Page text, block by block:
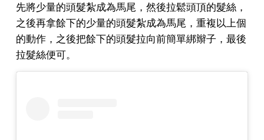
先將少量的頭髮紮成為馬尾，然後拉鬆頭頂的髮絲，
之後再拿餘下的少量的頭髮紮成為馬尾，重複以上個
的動作，之後把餘下的頭髮拉向前簡單綁辮子，最後
拉髮絲便可。